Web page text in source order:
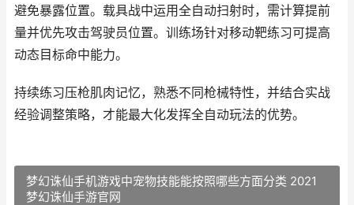
避免暴露位置。载具战中运用全自动扫射时，需计算提前
量并优先攻击驾驶员位置。训练场针对移动靶练习可提高
动态目标命中能力。
持续练习压枪肌肉记忆，熟悉不同枪械特性，并结合实战
经验调整策略，才能最大化发挥全自动玩法的优势。
梦幻诛仙手机游戏中宠物技能能按照哪些方面分类 2021
梦幻诛仙手游官网